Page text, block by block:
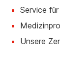
Service
Unsere